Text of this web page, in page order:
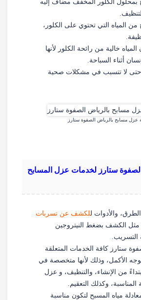
بمحلول الكلور المخفف مضاف إليه
من المياه التي تحتوي على الكلور،
خالية من رائحة الكلور لأنها
أثناء السباحة.
حتى لا تتسبب في مشكلات صحية
عزل مسابح بالرياض الصفوة ستارز
ستارز لخدمات عزل المسابح
والأدوات للكشف عن تسربات
مثل الكشف بضغط النيتروجين
التسريب.
ستارز كافة الخدمات المتعلقة
الأكمل، وذلك لأنها متخصصة في
من الإنشاء، والتنظيف، و عزل
المناسبة، وكذلك التعقيم.
مياه المسبح لتكون مناسبة